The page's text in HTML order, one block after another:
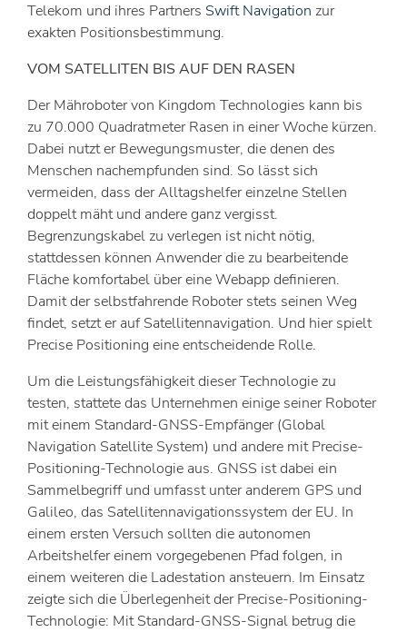
Telekom und ihres Partners Swift Navigation zur
exakten Positionsbestimmung.
VOM SATELLITEN BIS AUF DEN RASEN
Der Mähroboter von Kingdom Technologies kann bis
zu 70.000 Quadratmeter Rasen in einer Woche kürzen.
Dabei nutzt er Bewegungsmuster, die denen des
Menschen nachempfunden sind. So lässt sich
vermeiden, dass der Alltagshelfer einzelne Stellen
doppelt mäht und andere ganz vergisst.
Begrenzungskabel zu verlegen ist nicht nötig,
stattdessen können Anwender die zu bearbeitende
Fläche komfortabel über eine Webapp definieren.
Damit der selbstfahrende Roboter stets seinen Weg
findet, setzt er auf Satellitennavigation. Und hier spielt
Precise Positioning eine entscheidende Rolle.
Um die Leistungsfähigkeit dieser Technologie zu
testen, stattete das Unternehmen einige seiner Roboter
mit einem Standard-GNSS-Empfänger (Global
Navigation Satellite System) und andere mit Precise-
Positioning-Technologie aus. GNSS ist dabei ein
Sammelbegriff und umfasst unter anderem GPS und
Galileo, das Satellitennavigationssystem der EU. In
einem ersten Versuch sollten die autonomen
Arbeitshelfer einem vorgegebenen Pfad folgen, in
einem weiteren die Ladestation ansteuern. Im Einsatz
zeigte sich die Überlegenheit der Precise-Positioning-
Technologie: Mit Standard-GNSS-Signal betrug die